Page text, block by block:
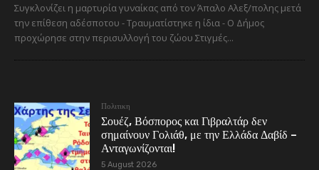
Συγκλονίζει η μαρτυρία γυναίκας από τον Άπαλο Αλεξ/πολης μετά
την επίθεση αδέσποτου - Τραυματίστηκε η ίδια - Ο Δήμος
προχώρησε στην περισυλλογή του ζώου Στιγμές...
Πολιτικη
Σουέζ, Βόσπορος και Γιβραλτάρ δεν
σημαίνουν Γολιάθ, με την Ελλάδα Δαβίδ –
Ανταγωνίζονται!
5 August 2026